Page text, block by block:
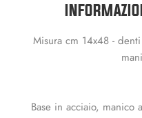
Misura cm 14x48 -
Base in acciaio, manico